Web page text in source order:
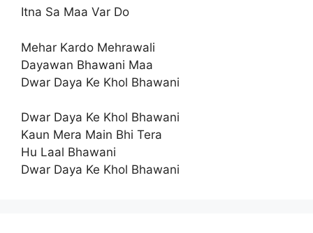
Itna Sa Maa Var Do
Mehar Kardo Mehrawali
Dayawan Bhawani Maa
Dwar Daya Ke Khol Bhawani
Dwar Daya Ke Khol Bhawani
Kaun Mera Main Bhi Tera
Hu Laal Bhawani
Dwar Daya Ke Khol Bhawani